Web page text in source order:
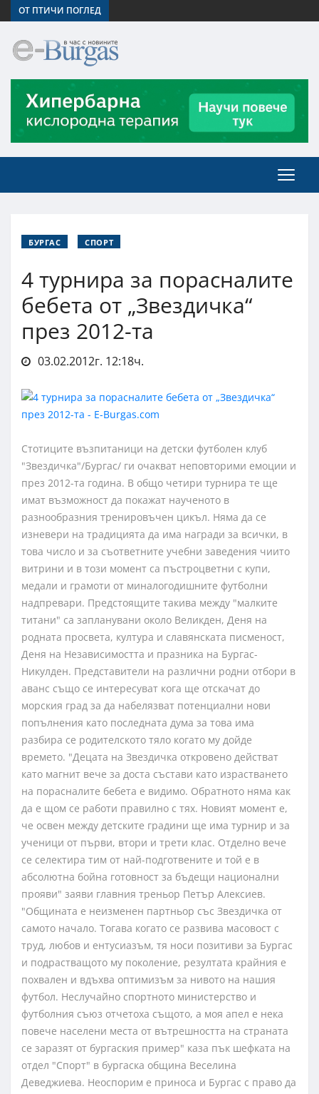
ОТ ПТИЧИ ПОГЛЕД
БУРГАС СПОРТ
4 турнира за порасналите
бебета от „Звездичка“
през 2012-та
03.02.2012г. 12:18ч.
Стотиците възпитаници на детски футболен клуб
"Звездичка"/Бургас/ ги очакват неповторими емоции и
през 2012-та година. В общо четири турнира те ще
имат възможност да покажат наученото в
разнообразния тренировъчен цикъл. Няма да се
изневери на традицията да има награди за всички, в
това число и за съответните учебни заведения чиито
витрини и в този момент са пъстроцветни с купи,
медали и грамоти от миналогодишните футболни
надпревари. Предстоящите такива между "малките
титани" са запланувани около Великден, Деня на
родната просвета, култура и славянската писменост,
Деня на Независимостта и празника на Бургас-
Никулден. Представители на различни родни отбори в
аванс също се интересуват кога ще отскачат до
морския град за да набелязват потенциални нови
попълнения като последната дума за това има
разбира се родителското тяло когато му дойде
времето. "Децата на Звездичка откровено действат
като магнит вече за доста състави като израстването
на порасналите бебета е видимо. Обратното няма как
да е щом се работи правилно с тях. Новият момент е,
че освен между детските градини ще има турнир и за
ученици от първи, втори и трети клас. Отделно вече
се селектира тим от най-подготвените и той е в
абсолютна бойна готовност за бъдещи национални
прояви" заяви главния треньор Петър Алексиев.
"Общината е неизменен партньор със Звездичка от
самото начало. Тогава когато се развива масовост с
труд, любов и ентусиазъм, тя носи позитиви за Бургас
и подрастващото му поколение, резултата крайния е
похвален и вдъхва оптимизъм за нивото на нашия
футбол. Неслучайно спортното министерство и
футболния съюз отчетоха същото, а моя апел е нека
повече населени места от вътрешността на страната
се заразят от бургаския пример" каза пък шефката на
отдел "Спорт" в бургаска община Веселина
Деведжиева. Неоспорим е приноса и Бургас с право да